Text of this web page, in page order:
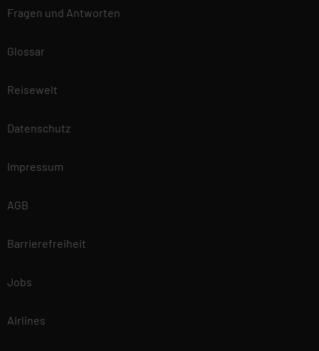
Fragen und Antworten
Glossar
Reisewelt
Datenschutz
Impressum
AGB
Barrierefreiheit
Jobs
Airlines